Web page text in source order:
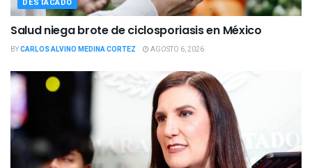
DESTACADO
Salud niega brote de ciclosporiasis en México
BY CARLOS ALVINO MEDINA CORTEZ AGOSTO 6, 2026